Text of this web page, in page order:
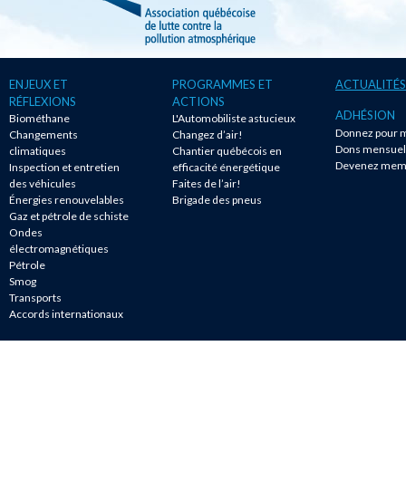
ENJEUX ET
RÉFLEXIONS
Biométhane
Changements
climatiques
Inspection et entretien
des véhicules
Énergies renouvelables
Gaz et pétrole de schiste
Ondes
électromagnétiques
Pétrole
Smog
Transports
Accords internationaux
PROGRAMMES ET
ACTIONS
L'Automobiliste astucieux
Changez d’air!
Chantier québécois en
efficacité énergétique
Faites de l’air!
Brigade des pneus
ACTUALITÉS
ADHÉSION
Donnez pour
Dons
Devenez